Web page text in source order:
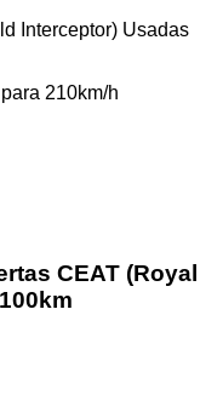
Interceptor) Usadas
210km/h
CEAT (Royal